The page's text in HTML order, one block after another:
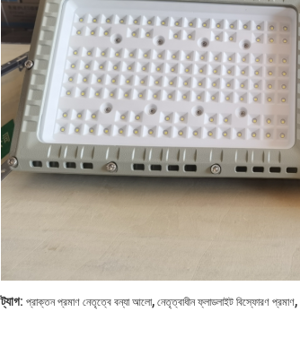
ট্যাগ: প্রাক্তন প্রমাণ নেতৃত্বে বন্যা আলো, নেতৃত্বাধীন ফ্লাডলাইট বিস্ফোরণ প্রমাণ,